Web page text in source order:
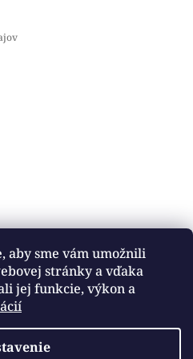
aby sme vám umožnili
stránky a vďaka
jej funkcie, výkon a